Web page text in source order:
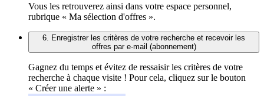
Vous les retrouverez ainsi dans votre espace personnel,
rubrique « Ma sélection d'offres ».
6. Enregistrer les critères de votre recherche et recevoir les
offres par e-mail (abonnement)
Gagnez du temps et évitez de ressaisir les critères de votre
recherche à chaque visite ! Pour cela, cliquez sur le bouton
« Créer une alerte » :